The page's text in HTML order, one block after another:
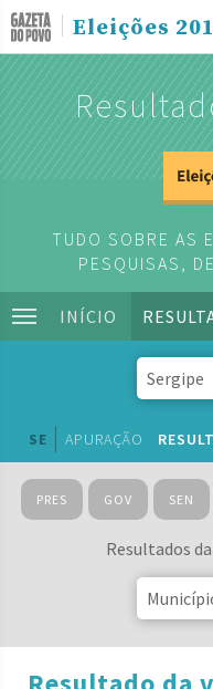
Eleições
TUDO SOBRE AS
PESQUISAS,
INÍCIO
SE APURAÇÃO
PRES GOV SEN
Resultados